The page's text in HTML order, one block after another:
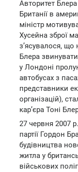
Авторитет
Британії в
міністр
Хусейна зброї
з’ясувалося, що
Блера
у Лондоні
автобусах з
представники
організацій),
кар’єра Тоні
27 червня 2007
партії Гордон
будівництва
житла у
військових